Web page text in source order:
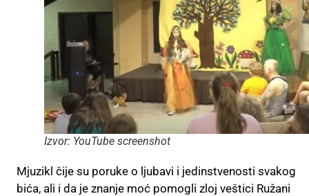
Izvor: YouTube screenshot
Mjuzikl čije su poruke o ljubavi i jedinstvenosti svakog
bića, ali i da je znanje moć pomogli zloj veštici Ružani